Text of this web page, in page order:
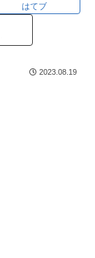
はてブ
2023.08.19